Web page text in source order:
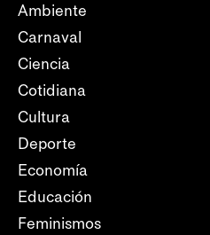
Ambiente
Carnaval
Ciencia
Cotidiana
Cultura
Deporte
Economía
Educación
Feminismos